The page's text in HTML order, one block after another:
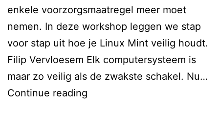
enkele voorzorgsmaatregel meer moet
nemen. In deze workshop leggen we stap
voor stap uit hoe je Linux Mint veilig houdt.
Filip Vervloesem Elk computersysteem is
maar zo veilig als de zwakste schakel. Nu…
Continue reading